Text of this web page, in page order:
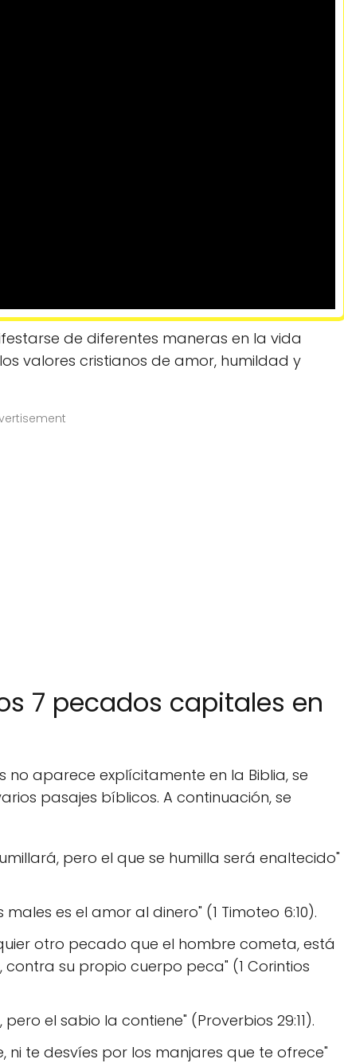
de diferentes maneras en la vida
valores cristianos de amor, humildad y
7 pecados capitales en
aparece explícitamente en la Biblia, se
pasajes bíblicos. A continuación, se
pero el que se humilla será enaltecido"
es el amor al dinero" (1 Timoteo 6:10).
otro pecado que el hombre cometa, está
su propio cuerpo peca" (1 Corintios
el sabio la contiene" (Proverbios 29:11).
ni te desvíes por los manjares que te ofrece"